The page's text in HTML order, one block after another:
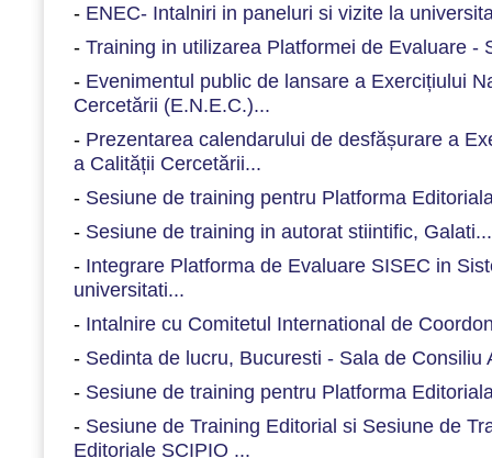
- ENEC- Intalniri in paneluri si vizite la
- Training in utilizarea Platformei de Evaluare -
- Evenimentul public de lansare a Exercițiului
Cercetării (E.N.E.C.)...
- Prezentarea calendarului de desfășurare a
a Calității Cercetării...
- Sesiune de training pentru Platforma
- Sesiune de training in autorat stiintific, Galati...
- Integrare Platforma de Evaluare SISEC in
universitati...
- Intalnire cu Comitetul International de
- Sedinta de lucru, Bucuresti - Sala de Consiliu
- Sesiune de training pentru Platforma
- Sesiune de Training Editorial si Sesiune de
Editoriale SCIPIO ...